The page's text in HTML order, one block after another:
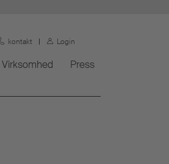
kontakt Login
Virksomhed Press